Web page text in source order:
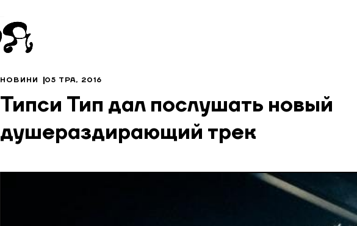
НОВИНИ 05 ТРА, 2016
Типси Тип дал послушать новый
душераздирающий трек